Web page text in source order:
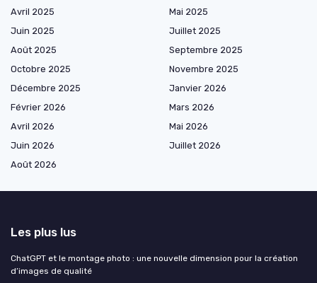
Avril 2025
Mai 2025
Juin 2025
Juillet 2025
Août 2025
Septembre 2025
Octobre 2025
Novembre 2025
Décembre 2025
Janvier 2026
Février 2026
Mars 2026
Avril 2026
Mai 2026
Juin 2026
Juillet 2026
Août 2026
Les plus lus
ChatGPT et le montage photo : une nouvelle dimension pour la création
d’images de qualité